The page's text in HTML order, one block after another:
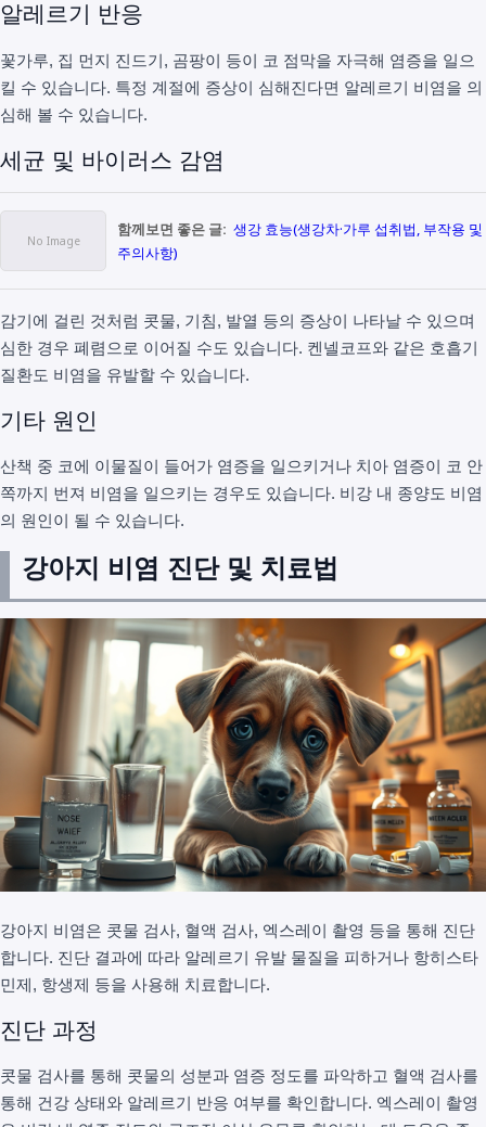
알레르기 반응
꽃가루, 집 먼지 진드기, 곰팡이 등이 코 점막을 자극해 염증을 일으
킬 수 있습니다. 특정 계절에 증상이 심해진다면 알레르기 비염을 의
심해 볼 수 있습니다.
세균 및 바이러스 감염
함께보면 좋은 글: 생강 효능(생강차·가루 섭취법, 부작용 및
주의사항)
감기에 걸린 것처럼 콧물, 기침, 발열 등의 증상이 나타날 수 있으며
심한 경우 폐렴으로 이어질 수도 있습니다. 켄넬코프와 같은 호흡기
질환도 비염을 유발할 수 있습니다.
기타 원인
산책 중 코에 이물질이 들어가 염증을 일으키거나 치아 염증이 코 안
쪽까지 번져 비염을 일으키는 경우도 있습니다. 비강 내 종양도 비염
의 원인이 될 수 있습니다.
강아지 비염 진단 및 치료법
강아지 비염은 콧물 검사, 혈액 검사, 엑스레이 촬영 등을 통해 진단
합니다. 진단 결과에 따라 알레르기 유발 물질을 피하거나 항히스타
민제, 항생제 등을 사용해 치료합니다.
진단 과정
콧물 검사를 통해 콧물의 성분과 염증 정도를 파악하고 혈액 검사를
통해 건강 상태와 알레르기 반응 여부를 확인합니다. 엑스레이 촬영